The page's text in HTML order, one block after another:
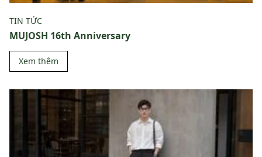
TIN TỨC
MUJOSH 16th Anniversary
Xem thêm